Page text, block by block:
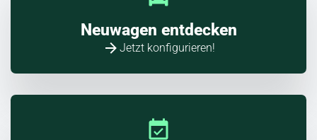
Neuwagen entdecken
Jetzt konfigurieren!